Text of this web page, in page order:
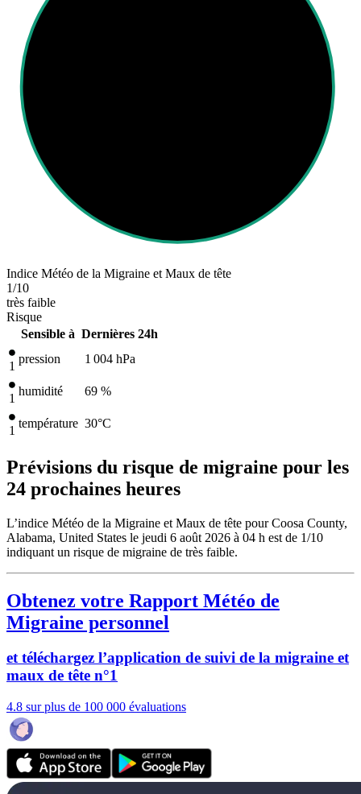
Indice Météo de la Migraine et Maux de tête
1/10
très faible
Risque
Sensible à Dernières 24h
1
pression 1 004 hPa
1
humidité 69 %
1
température 30°C
Prévisions du risque de migraine pour les
24 prochaines heures
L’indice Météo de la Migraine et Maux de tête pour Coosa County,
Alabama, United States le jeudi 6 août 2026 à 04 h est de 1/10
indiquant un risque de migraine de très faible.
Obtenez votre Rapport Météo de
Migraine personnel
et téléchargez l’application de suivi de la migraine et
maux de tête n°1
4.8 sur plus de 100 000 évaluations